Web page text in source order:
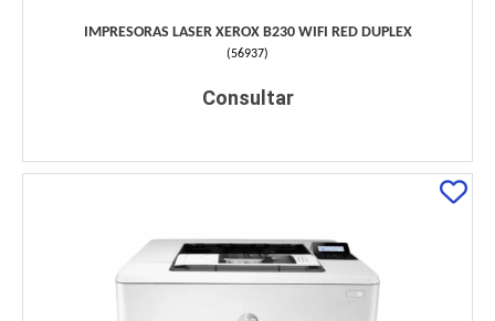
IMPRESORAS LASER XEROX B230 WIFI RED DUPLEX
(56937)
Consultar